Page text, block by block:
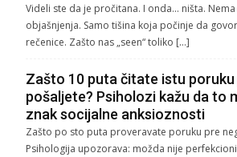
Videli ste da je pročitana. I onda… ništa.
objašnjenja. Samo tišina koja počinje da
rečenice. Zašto nas „seen“ toliko […]
Zašto 10 puta čitate istu
pošaljete? Psiholozi kažu da to
znak socijalne anksioznosti
Zašto po sto puta proveravate poruku pre
Psihologija upozorava: možda nije